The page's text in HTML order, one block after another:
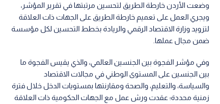
وضعت الأردن خارطة الطريق لتحسين مرتبتها في تقرير المؤشر،
ويجري العمل على تعميم خارطة الطريق على الجهات ذات العلاقة
لتزويد وزارة الاقتصاد الرقمي والريادة بخطط التحسين لكل مؤسسة
ضمن مجال عملها.
وفي مؤشر الفجوة بين الجنسين العالمي، والذي يقيس الفجوة ما
بين الجنسين على المستوى الوطني في مجالات الاقتصاد
والسياسة، والتعليم، والصحة ومقارنتها بمستويات الدخل خلال فترة
زمنية محددة؛ عقدت ورش عمل مع الجهات الحكومية ذات العلاقة